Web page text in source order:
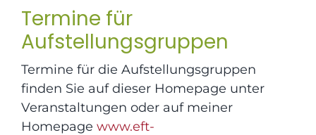
Termine für
Aufstellungsgruppen
Termine für die Aufstellungsgruppen
finden Sie auf dieser Homepage unter
Veranstaltungen oder auf meiner
Homepage www.eft-